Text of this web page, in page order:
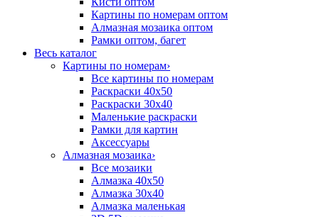
Картины по номерам оптом
Алмазная мозаика оптом
Рамки оптом, багет
Весь каталог
Картины по номерам›
Все картины по номерам
Раскраски 40х50
Раскраски 30х40
Маленькие раскраски
Рамки для картин
Аксессуары
Алмазная мозаика›
Все мозаики
Алмазка 40х50
Алмазка 30х40
Алмазка маленькая